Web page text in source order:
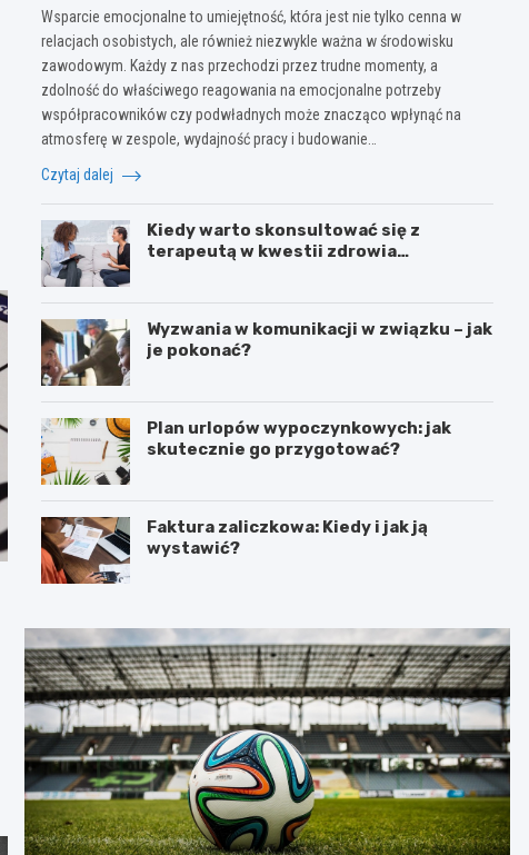
Wsparcie emocjonalne to umiejętność, która jest nie tylko cenna w
relacjach osobistych, ale również niezwykle ważna w środowisku
zawodowym. Każdy z nas przechodzi przez trudne momenty, a
zdolność do właściwego reagowania na emocjonalne potrzeby
współpracowników czy podwładnych może znacząco wpłynąć na
atmosferę w zespole, wydajność pracy i budowanie…
Czytaj dalej
Kiedy warto skonsultować się z
terapeutą w kwestii zdrowia
Wyzwania w komunikacji w związku – jak
je pokonać?
Plan urlopów wypoczynkowych: jak
skutecznie go przygotować?
Faktura zaliczkowa: Kiedy i jak ją
wystawić?